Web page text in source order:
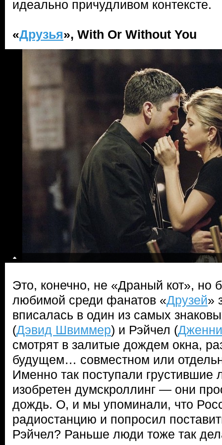
идеально причудливом контексте.
«Друзья», With Or Without You
Это, конечно, не «Драный кот», но
любимой среди фанатов «Друзей»
вписалась в один из самых
(Дэвид Швиммер) и Рэйчел (
смотрят в залитые дождем окна,
будущем… совместном или
Именно так поступали грустившие
изобретен думскроллинг — они
дождь. О, и мы упоминали, что
радиостанцию и попросил
Рэйчел? Раньше люди тоже так